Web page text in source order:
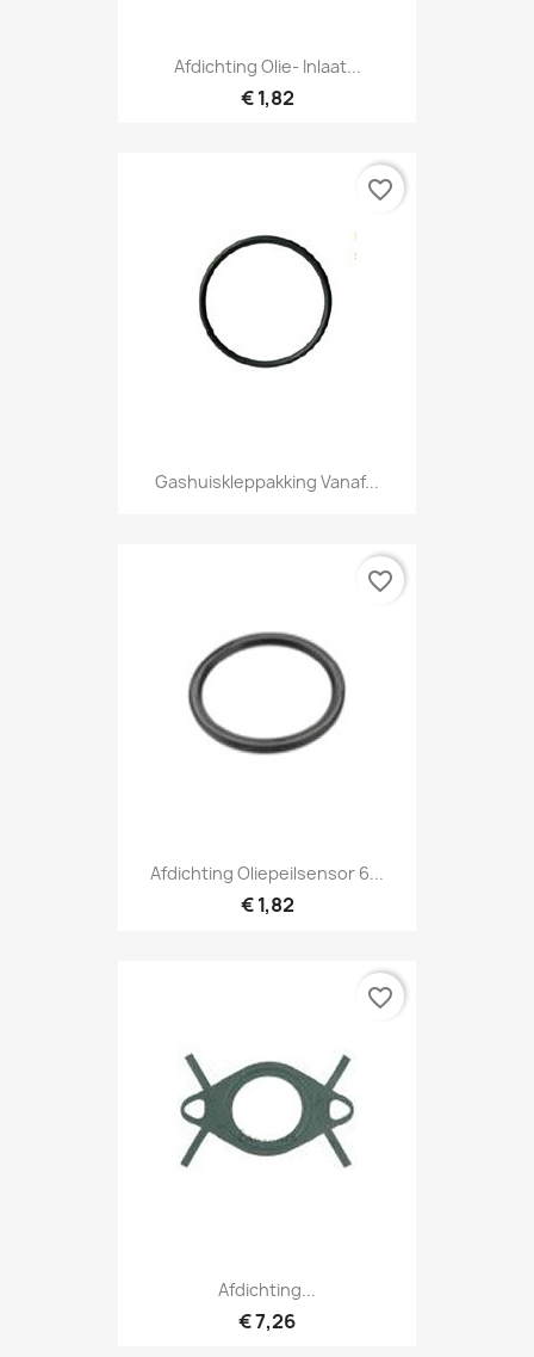
Afdichting Olie- Inlaat...
€ 1,82
Gashuiskleppakking Vanaf...
favorite_border
Afdichting Oliepeilsensor 6...
€ 1,82
favorite_border
Afdichting...
€ 7,26
favorite_border